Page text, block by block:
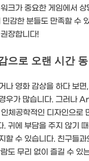
크가 중요한 게임에서
감한 분들도 만족할 수
장합니다!
으로 오랜 시간
나 영화 감상을 하다 보
우가 많습니다. 그러나
공학적인 디자인으로
. 귀에 부담을 주지 않기
할 수 있습니다. 친구들과
도 무리 없이 즐길 수 있